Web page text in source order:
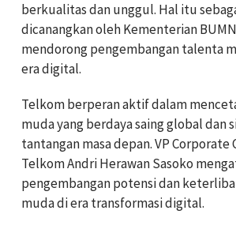
berkualitas dan unggul. Hal itu
dicanangkan oleh Kementerian
mendorong pengembangan talenta
era digital.
Telkom berperan aktif dalam
muda yang berdaya saing global dan
tantangan masa depan. VP
Telkom Andri Herawan Sasoko
pengembangan potensi dan
muda di era transformasi digital.